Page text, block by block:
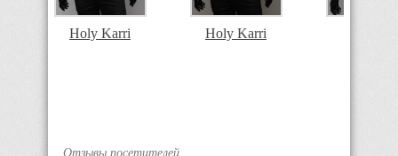
Holy Karri Holy Karri
Отзывы посетителей